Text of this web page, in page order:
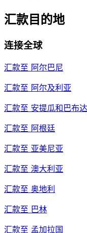
汇款目的地
连接全球
汇款至 阿尔巴尼
汇款至 阿尔及利亚
汇款至 安提瓜和巴布达
汇款至 阿根廷
汇款至 亚美尼亚
汇款至 澳大利亚
汇款至 奥地利
汇款至 巴林
汇款至 孟加拉国